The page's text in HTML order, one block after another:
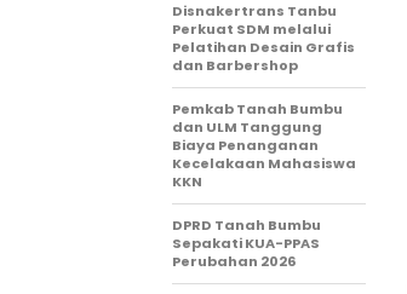
Disnakertrans Tanbu
Perkuat SDM melalui
Pelatihan Desain Grafis
dan Barbershop
Pemkab Tanah Bumbu
dan ULM Tanggung
Biaya Penanganan
Kecelakaan Mahasiswa
KKN
DPRD Tanah Bumbu
Sepakati KUA-PPAS
Perubahan 2026